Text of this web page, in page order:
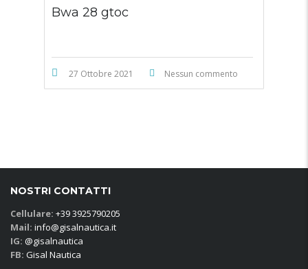
Bwa 28 gtoc
27 Ottobre 2021 Nessun commento
NOSTRI CONTATTI
Cellulare: +39 3925790205
Mail: info@gisalnautica.it
IG: @gisalnautica
FB: Gisal Nautica